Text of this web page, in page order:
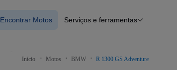
Encontrar Motos Serviços e ferramentas
Início Motos BMW R 1300 GS Adventure